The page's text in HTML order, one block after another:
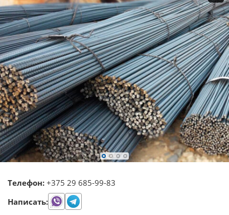
Телефон: +375 29 685-99-83
Написать: